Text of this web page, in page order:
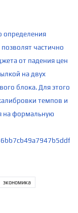
определения
частично
от падения цен
на двух
блока. Для этого
темпов и
на формальную
экономика